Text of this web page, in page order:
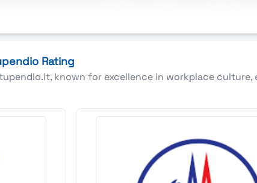
Rating
known for excellence in workplace